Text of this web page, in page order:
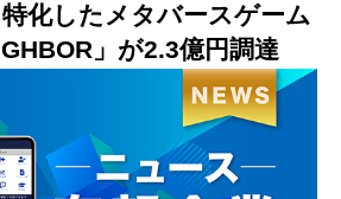
化したメタバースゲーム
」が2.3億円調達